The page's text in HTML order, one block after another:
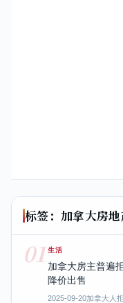
标签：加拿大房
01 生活
加拿大房主普遍
降价出售
2025-09-20加拿大人